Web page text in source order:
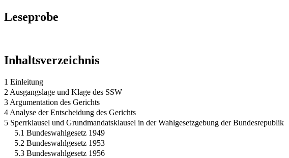
Leseprobe
Inhaltsverzeichnis
1 Einleitung
2 Ausgangslage und Klage des SSW
3 Argumentation des Gerichts
4 Analyse der Entscheidung des Gerichts
5 Sperrklausel und Grundmandatsklausel in der Wahlgesetzgebung der Bundesrepublik
5.1 Bundeswahlgesetz 1949
5.2 Bundeswahlgesetz 1953
5.3 Bundeswahlgesetz 1956